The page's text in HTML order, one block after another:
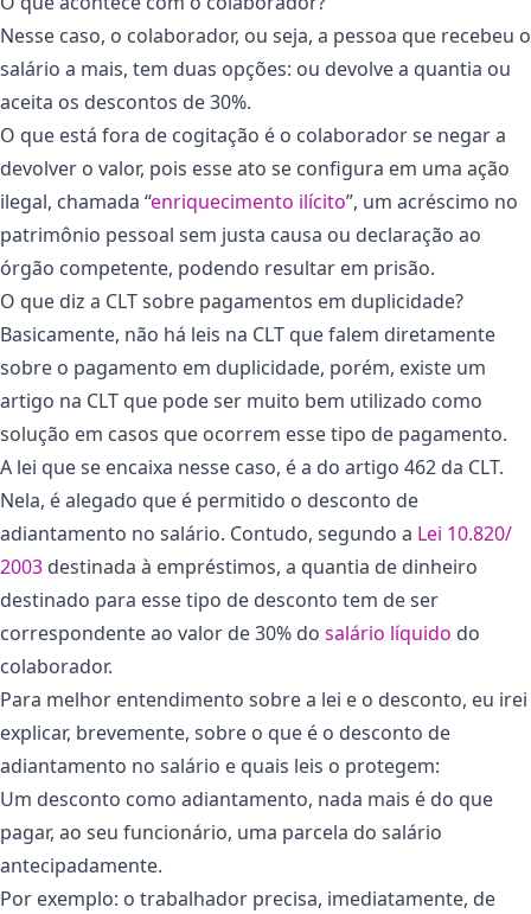
Nesse caso, o colaborador, ou seja, a pessoa que recebeu o
salário a mais, tem duas opções: ou devolve a quantia ou
aceita os descontos de 30%.
O que está fora de cogitação é o colaborador se negar a
devolver o valor, pois esse ato se configura em uma ação
ilegal, chamada “enriquecimento ilícito”, um acréscimo no
patrimônio pessoal sem justa causa ou declaração ao
órgão competente, podendo resultar em prisão.
O que diz a CLT sobre pagamentos em duplicidade?
Basicamente, não há leis na CLT que falem diretamente
sobre o pagamento em duplicidade, porém, existe um
artigo na CLT que pode ser muito bem utilizado como
solução em casos que ocorrem esse tipo de pagamento.
A lei que se encaixa nesse caso, é a do artigo 462 da CLT.
Nela, é alegado que é permitido o desconto de
adiantamento no salário. Contudo, segundo a Lei 10.820/
2003 destinada à empréstimos, a quantia de dinheiro
destinado para esse tipo de desconto tem de ser
correspondente ao valor de 30% do salário líquido do
colaborador.
Para melhor entendimento sobre a lei e o desconto, eu irei
explicar, brevemente, sobre o que é o desconto de
adiantamento no salário e quais leis o protegem:
Um desconto como adiantamento, nada mais é do que
pagar, ao seu funcionário, uma parcela do salário
antecipadamente.
Por exemplo: o trabalhador precisa, imediatamente, de